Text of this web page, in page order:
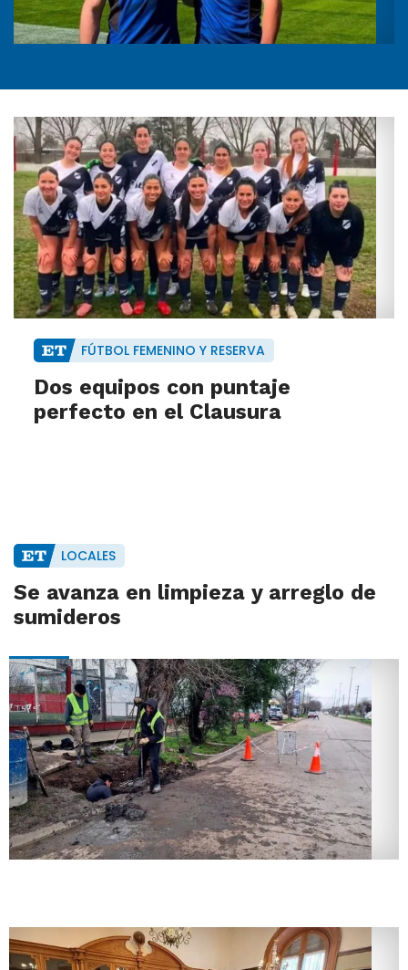
FÚTBOL FEMENINO Y RESERVA
Dos equipos con puntaje
perfecto en el Clausura
LOCALES
Se avanza en limpieza y arreglo de
sumideros